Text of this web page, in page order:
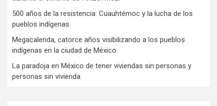
500 años de la resistencia: Cuauhtémoc y la lucha de los
pueblos indígenas
Megacalenda, catorce años visibilizando a los pueblos
indígenas en la ciudad de México
La paradoja en México de tener viviendas sin personas y
personas sin vivienda.